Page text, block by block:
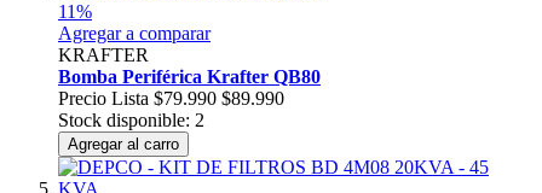
11%
Agregar a comparar
KRAFTER
Bomba Periférica Krafter QB80
Precio Lista $79.990 $89.990
Stock disponible: 2
Agregar al carro